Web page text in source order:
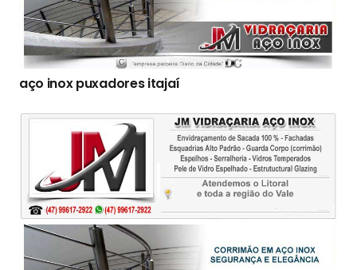
aço inox puxadores itajaí